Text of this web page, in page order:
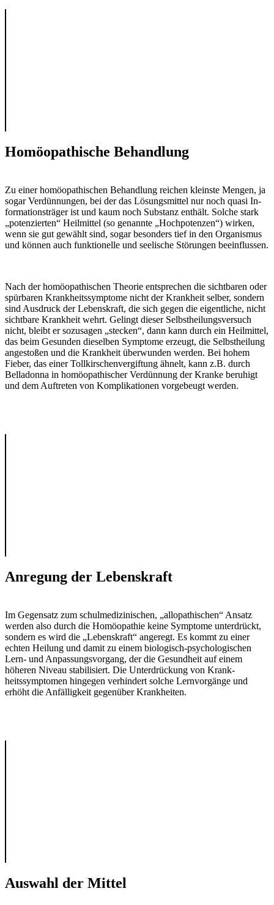
Homöopathische Behandlung
Zu einer homöopathischen Behandlung rei­chen kleinste Mengen, ja
sogar Ver­dünnun­gen, bei der das Lösungsmittel nur noch quasi In­
formationsträger ist und kaum noch Sub­stanz enthäl­t. Solche stark
„potenzierten“ Heilmit­tel (so genannte „Hochpotenzen“) wir­ken,
wenn sie gut gewählt sind, sogar beson­ders tief in den Organismus
und können auch funktionelle und seelische Stö­run­gen beein­flussen.
Nach der homöopathischen Theorie ent­spre­chen die sichtbaren oder
spürbaren Krank­heitssymptome nicht der Krankheit selber, sondern
sind Ausdruck der Lebenskraft, die sich gegen die eigentli­che, nicht
sichtbare Krankheit wehrt. Gelingt dieser Selbsthei­lungsversuch
nicht, bleibt er sozusagen „stecken“, dann kann durch ein Heilmittel,
das beim Gesunden dieselben Symptome erzeugt, die Selbstheilung
angestoßen und die Krank­heit überwunden werden. Bei hohem
Fieber, das einer Tollkirschenvergiftung ähnelt, kann z.B. durch
Belladonna in homöopathischer Verdünnung der Kranke beruhigt
und dem Auf­treten von Komplikationen vorgebeugt werden.
Anregung der Lebenskraft
Im Gegensatz zum schulmedizini­schen, „allopathischen“ Ansatz
werden also durch die Homöopathie keine Symp­tome unterdrückt,
sondern es wird die „Lebenskraft“ angeregt. Es kommt zu einer
echten Heilung und damit zu einem biologisch-psychologischen
Lern- und Anpassungsvor­gang, der die Gesundheit auf einem
höheren Ni­veau stabilisiert. Die Unterdrückung von Krank­
heitssymptomen hingegen verhin­dert solche Lernvorgänge und
erhöht die Anfäl­ligkeit ge­genüber Krank­heiten.
Auswahl der Mittel